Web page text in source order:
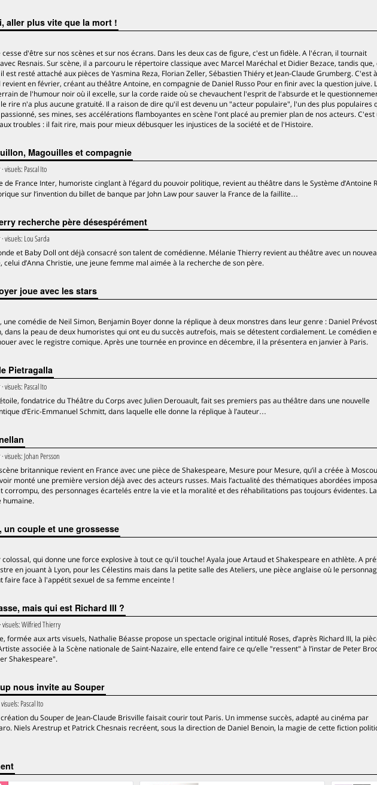
aller plus vite que la mort !
d'être sur nos scènes et sur nos écrans. Dans les deux cas de figure, c'est un fidèle. A l'écran, il tournait
Resnais. Sur scène, il a parcouru le répertoire classique avec Marcel Maréchal et Didier Bezace, tandis que,
est resté attaché aux pièces de Yasmina Reza, Florian Zeller, Sébastien Thiéry et Jean-Claude Grumberg. C'est à
en février, créant au théâtre Antoine, en compagnie de Daniel Russo Pour en finir avec la question juive.
de l'humour noir où il excelle, sur la corde raide où se chevauchent l'esprit de l'absurde et le
rire n'a plus aucune gratuité. Il a raison de dire qu'il est devenu un "acteur populaire", l'un des plus populaires
ses mines, ses accélérations flamboyantes en scène l'ont placé au premier plan de nos acteurs. C'est
troubles : il fait rire, mais pour mieux débusquer les injustices de la société et de l'Histoire.
Magouilles et compagnie
· visuels: Pascal Ito
de France Inter, humoriste cinglant à l’égard du pouvoir politique, revient au théâtre dans le Système d’Antoine
sur l’invention du billet de banque par John Law pour sauver la France de la faillite…
recherche père désespérément
· visuels: Lou Sarda
et Baby Doll ont déjà consacré son talent de comédienne. Mélanie Thierry revient au théâtre avec un
celui d’Anna Christie, une jeune femme mal aimée à la recherche de son père.
joue avec les stars
une comédie de Neil Simon, Benjamin Boyer donne la réplique à deux monstres dans leur genre : Daniel
dans la peau de deux humoristes qui ont eu du succès autrefois, mais se détestent cordialement. Le comédien
avec le registre comique. Après une tournée en province en décembre, il la présentera en janvier à Paris.
Pietragalla
· visuels: Pascal Ito
étoile, fondatrice du Théâtre du Corps avec Julien Derouault, fait ses premiers pas au théâtre dans une nouvelle
d’Eric-Emmanuel Schmitt, dans laquelle elle donne la réplique à l’auteur…
· visuels: Johan Persson
britannique revient en France avec une pièce de Shakespeare, Mesure pour Mesure, qu’il a créée à
monté une première version déjà avec des acteurs russes. Mais l’actualité des thématiques abordées
corrompu, des personnages écartelés entre la vie et la moralité et des réhabilitations pas toujours évidentes. La
humaine.
un couple et une grossesse
qui donne une force explosive à tout ce qu'il touche! Ayala joue Artaud et Shakespeare en athlète. A
en jouant à Lyon, pour les Célestins mais dans la petite salle des Ateliers, une pièce anglaise où le
faire face à l'appétit sexuel de sa femme enceinte !
mais qui est Richard III ?
· visuels:Wilfried Thierry
formée aux arts visuels, Nathalie Béasse propose un spectacle original intitulé Roses, d’après Richard III, la
associée à la Scène nationale de Saint-Nazaire, elle entend faire ce qu’elle "ressent" à l’instar de Peter
Shakespeare".
nous invite au Souper
visuels: Pascal Ito
création du Souper de Jean-Claude Brisville faisait courir tout Paris. Un immense succès, adapté au cinéma par
Niels Arestrup et Patrick Chesnais recréent, sous la direction de Daniel Benoin, la magie de cette fiction